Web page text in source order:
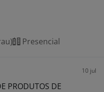
Presencial
10 jul
PRODUTOS DE